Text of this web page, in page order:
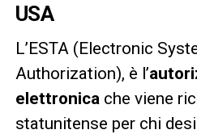
USA
L’ESTA (Electronic
Authorization), è l’
elettronica che viene
statunitense per chi